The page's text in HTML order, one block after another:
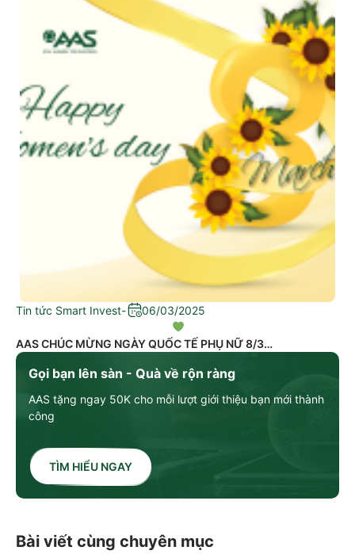
Gọi bạn lên sàn - Quà về rộn ràng
AAS tặng ngay 50K cho mỗi lượt giới thiệu bạn mới thành
công
TÌM HIỂU NGAY
Tin tức Smart Invest- 06/03/2025
AAS CHÚC MỪNG NGÀY QUỐC TẾ PHỤ NỮ 8/3
Bài viết cùng chuyên mục